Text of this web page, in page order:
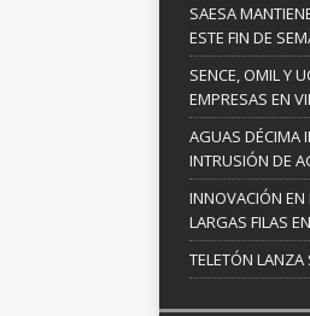
SAESA
ESTE FIN DE
SENCE, OMIL Y
EMPRESAS EN
AGUAS DÉCIMA
INTRUSIÓN DE
INNOVACIÓN EN
LARGAS FILAS
TELETÓN